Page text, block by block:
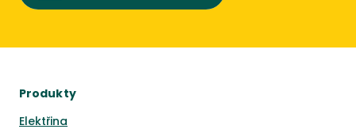
Produkty
Elektřina